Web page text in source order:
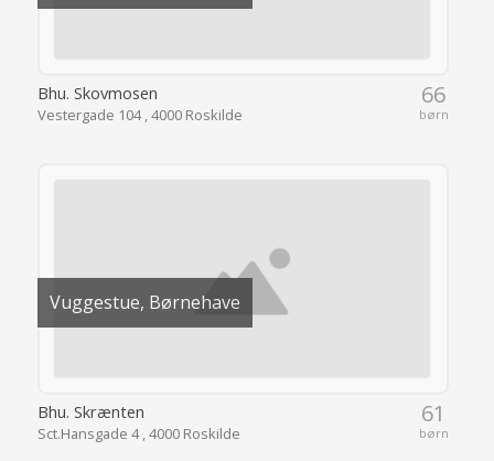
66
børn
Bhu. Skovmosen
Vestergade 104 , 4000 Roskilde
Vuggestue, Børnehave
61
børn
Bhu. Skrænten
Sct.Hansgade 4 , 4000 Roskilde